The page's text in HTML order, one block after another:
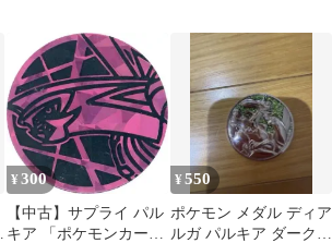
¥ 300
【中古】サプライ パル
キア 「ポケモンカード
¥550
ポケモン メダル ディア
ルガ パルキア ダークラ